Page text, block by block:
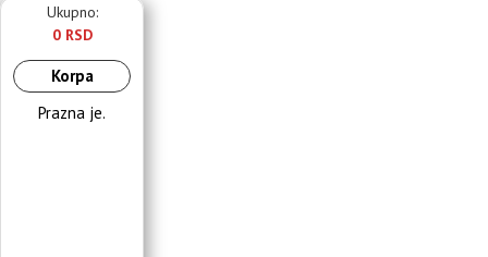
Ukupno:
0 RSD
Korpa
Prazna je.